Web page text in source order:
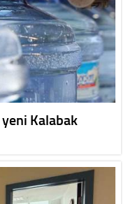
Kalabak